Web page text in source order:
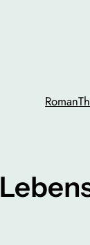
Roman